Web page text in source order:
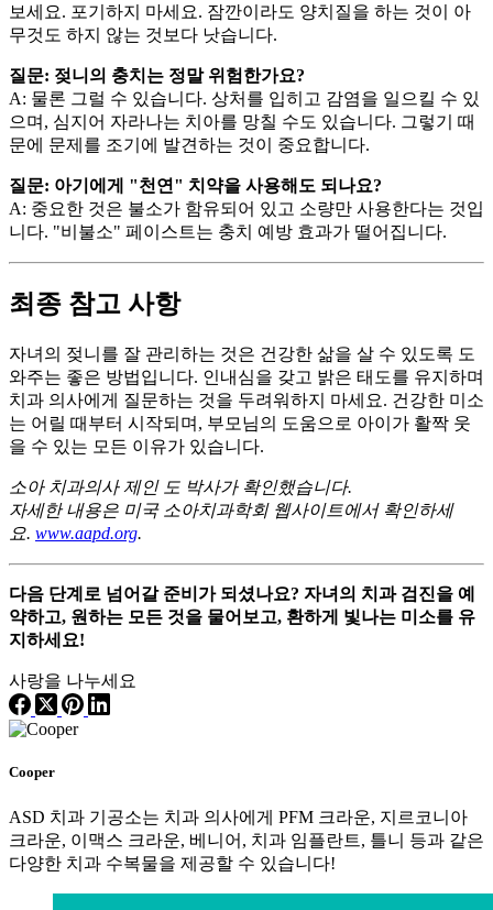
보세요. 포기하지 마세요. 잠깐이라도 양치질을 하는 것이 아
무것도 하지 않는 것보다 낫습니다.
질문: 젖니의 충치는 정말 위험한가요?
A: 물론 그럴 수 있습니다. 상처를 입히고 감염을 일으킬 수 있
으며, 심지어 자라나는 치아를 망칠 수도 있습니다. 그렇기 때
문에 문제를 조기에 발견하는 것이 중요합니다.
질문: 아기에게 "천연" 치약을 사용해도 되나요?
A: 중요한 것은 불소가 함유되어 있고 소량만 사용한다는 것입
니다. "비불소" 페이스트는 충치 예방 효과가 떨어집니다.
최종 참고 사항
자녀의 젖니를 잘 관리하는 것은 건강한 삶을 살 수 있도록 도
와주는 좋은 방법입니다. 인내심을 갖고 밝은 태도를 유지하며
치과 의사에게 질문하는 것을 두려워하지 마세요. 건강한 미소
는 어릴 때부터 시작되며, 부모님의 도움으로 아이가 활짝 웃
을 수 있는 모든 이유가 있습니다.
소아 치과의사 제인 도 박사가 확인했습니다.
자세한 내용은 미국 소아치과학회 웹사이트에서 확인하세
요. www.aapd.org.
다음 단계로 넘어갈 준비가 되셨나요? 자녀의 치과 검진을 예
약하고, 원하는 모든 것을 물어보고, 환하게 빛나는 미소를 유
지하세요!
사랑을 나누세요
Cooper
ASD 치과 기공소는 치과 의사에게 PFM 크라운, 지르코니아
크라운, 이맥스 크라운, 베니어, 치과 임플란트, 틀니 등과 같은
다양한 치과 수복물을 제공할 수 있습니다!